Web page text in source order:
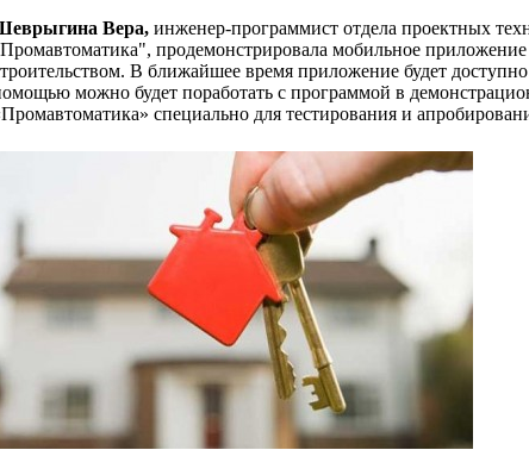
Вера, инженер-программист отдела проектных
продемонстрировала мобильное
В ближайшее время приложение будет
можно будет поработать с программой в
специально для тестирования и